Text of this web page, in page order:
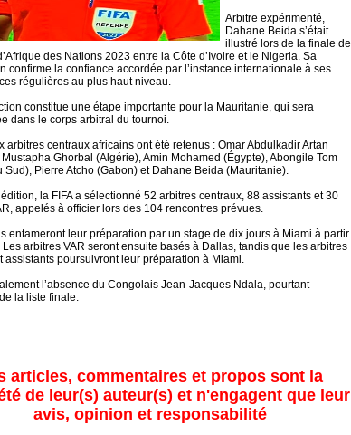
Arbitre expérimenté,
Dahane Beida s’était
illustré lors de la finale de
des Nations 2023 entre la Côte d’Ivoire et le Nigeria. Sa
confirme la confiance accordée par l’instance internationale à ses
régulières au plus haut niveau.
constitue une étape importante pour la Mauritanie, qui sera
dans le corps arbitral du tournoi.
arbitres centraux africains ont été retenus : Omar Abdulkadir Artan
Ghorbal (Algérie), Amin Mohamed (Égypte), Abongile Tom
Sud), Pierre Atcho (Gabon) et Dahane Beida (Mauritanie).
la FIFA a sélectionné 52 arbitres centraux, 88 assistants et 30
appelés à officier lors des 104 rencontres prévues.
entameront leur préparation par un stage de dix jours à Miami à partir
arbitres VAR seront ensuite basés à Dallas, tandis que les arbitres
assistants poursuivront leur préparation à Miami.
l’absence du Congolais Jean-Jacques Ndala, pourtant
la liste finale.
articles, commentaires et propos sont la
de leur(s) auteur(s) et n'engagent que leur
avis, opinion et responsabilité